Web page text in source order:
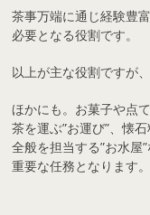
茶事万端に通じ経験豊
必要となる役割です。
以上が主な役割ですが、
ほかにも。お菓子や点
茶を運ぶ”お運び”、懐
全般を担当する”お水屋
重要な任務となります。